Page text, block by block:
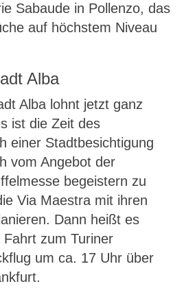
Sabaude in Pollenzo, das
auf höchstem Niveau
Alba
Alba lohnt jetzt ganz
ist die Zeit des
einer Stadtbesichtigung
vom Angebot der
begeistern zu
Via Maestra mit ihren
Dann heißt es
zum Turiner
um ca. 17 Uhr über